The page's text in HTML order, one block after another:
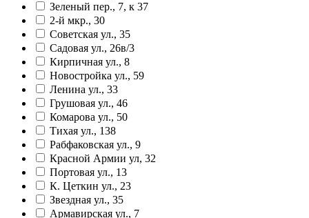
Зеленый пер., 7, к 37
2-й мкр., 30
Советская ул., 35
Садовая ул., 26в/3
Кирпичная ул., 8
Новостройка ул., 59
Ленина ул., 33
Грушовая ул., 46
Комарова ул., 50
Тихая ул., 138
Рабфаковская ул., 9
Красной Армии ул, 32
Портовая ул., 13
К. Цеткин ул., 23
Звездная ул., 35
Армавирская ул., 7